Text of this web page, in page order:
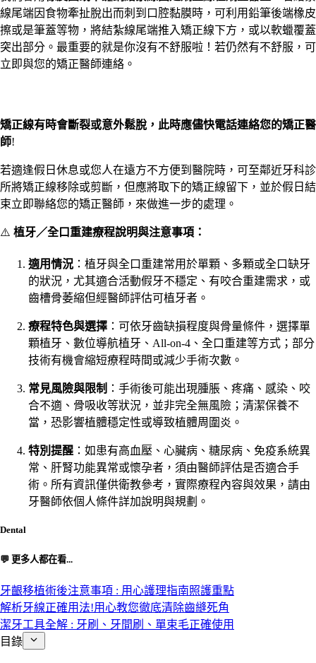
線尾端因食物牽扯脫出而刺到口腔黏膜時，可利用鉛筆後端橡皮
擦或是筆蓋等物，將結紮線尾端推入矯正線下方，或以軟蠟覆蓋
突出部分。最重要的就是你沒有不舒服啦！若仍然有不舒服，可
立即與您的矯正醫師連絡。
矯正線有時會斷裂或意外鬆脫，此時應儘快電話連絡您的矯正醫
師!
若適逢假日休息或您人在遠方不方便到醫院時，可至鄰近牙科診
所將矯正線移除或剪斷，但應將取下的矯正線留下，並於假日結
束立即聯絡您的矯正醫師，來做進一步的處理。
⚠️ 植牙／全口重建療程說明與注意事項：
適用情況 ：植牙與全口重建常用於單顆、多顆或全口缺牙
的狀況，尤其適合活動假牙不穩定、有咬合重建需求，或
齒槽骨萎縮但經醫師評估可植牙者。
療程特色與選擇 ：可依牙齒缺損程度與骨量條件，選擇單
顆植牙、數位導航植牙、All-on-4、全口重建等方式；部分
技術有機會縮短療程時間或減少手術次數。
常見風險與限制 ：手術後可能出現腫脹、疼痛、感染、咬
合不適、骨吸收等狀況，並非完全無風險；清潔保養不
當，恐影響植體穩定性或導致植體周圍炎。
特別提醒 ：如患有高血壓、心臟病、糖尿病、免疫系統異
常、肝腎功能異常或懷孕者，須由醫師評估是否適合手
術。所有資訊僅供衛教參考，實際療程內容與效果，請由
牙醫師依個人條件詳加說明與規劃。
Dental
💬 更多人都在看...
牙齦移植術後注意事項 : 用心護理指南照護重點
解析牙線正確用法!用心教您徹底清除齒縫死角
潔牙工具全解 : 牙刷、牙間刷、單束毛正確使用
目錄